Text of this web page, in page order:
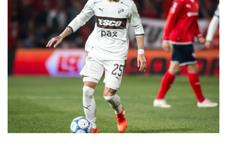
Independiente cayó de local con Platense,
que tuvo el reestreno de Martín Palermo